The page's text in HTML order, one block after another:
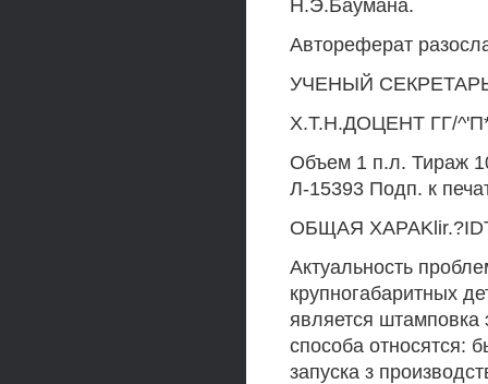
Н.Э.Баумана.
Автореферат
УЧЕНЫЙ
Х.Т.Н.ДОЦЕНТ ГГ/
Объем 1 п.л. Тираж
Л-15393 Подп. к
ОБЩАЯ
Актуальность
крупногабаритных
является
способа относятся:
запуска з